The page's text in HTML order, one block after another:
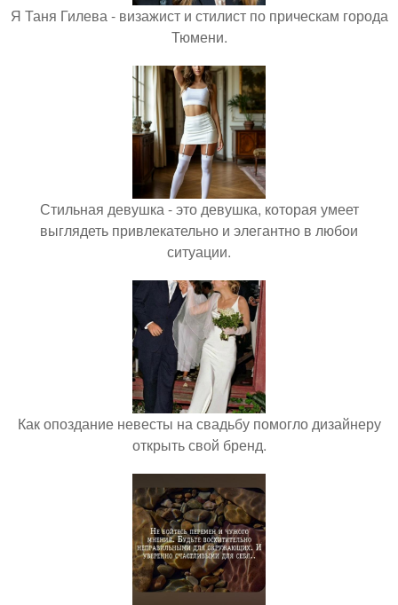
Я Таня Гилева - визажист и стилист по прическам города
Тюмени.
Стильная девушка - это девушка, которая умеет
выглядеть привлекательно и элегантно в любои
ситуации.
Как опоздание невесты на свадьбу помогло дизайнеру
открыть свой бренд.